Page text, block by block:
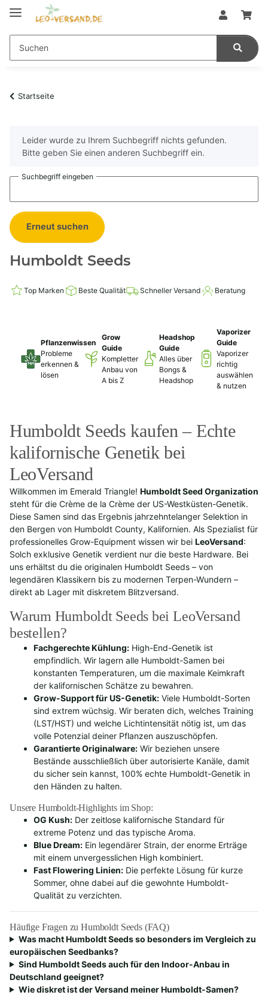
Startseite
xLeider wurde zu Ihrem Suchbegriff nichts gefunden.
Bitte geben Sie einen anderen Suchbegriff ein.
Suchbegriff eingeben
Erneut suchen
Humboldt Seeds
Top Marken Beste Qualität Schneller Versand Beratung
Pflanzenwissen
Probleme
erkennen &
lösen
Grow
Guide
Kompletter
Anbau von
A bis Z
Headshop
Guide
Alles über
Bongs &
Headshop
Vaporizer
Guide
Vaporizer
richtig
auswählen
& nutzen
Humboldt Seeds kaufen – Echte
kalifornische Genetik bei
LeoVersand
Willkommen im Emerald Triangle! Humboldt Seed Organization
steht für die Crème de la Crème der US-Westküsten-Genetik.
Diese Samen sind das Ergebnis jahrzehntelanger Selektion in
den Bergen von Humboldt County, Kalifornien. Als Spezialist für
professionelles Grow-Equipment wissen wir bei LeoVersand:
Solch exklusive Genetik verdient nur die beste Hardware. Bei
uns erhältst du die originalen Humboldt Seeds – von
legendären Klassikern bis zu modernen Terpen-Wundern –
direkt ab Lager mit diskretem Blitzversand.
Warum Humboldt Seeds bei LeoVersand
bestellen?
Fachgerechte Kühlung: High-End-Genetik ist
empfindlich. Wir lagern alle Humboldt-Samen bei
konstanten Temperaturen, um die maximale Keimkraft
der kalifornischen Schätze zu bewahren.
Grow-Support für US-Genetik: Viele Humboldt-Sorten
sind extrem wüchsig. Wir beraten dich, welches Training
(LST/HST) und welche Lichtintensität nötig ist, um das
volle Potenzial deiner Pflanzen auszuschöpfen.
Garantierte Originalware: Wir beziehen unsere
Bestände ausschließlich über autorisierte Kanäle, damit
du sicher sein kannst, 100% echte Humboldt-Genetik in
den Händen zu halten.
Unsere Humboldt-Highlights im Shop:
OG Kush: Der zeitlose kalifornische Standard für
extreme Potenz und das typische Aroma.
Blue Dream: Ein legendärer Strain, der enorme Erträge
mit einem unvergesslichen High kombiniert.
Fast Flowering Linien: Die perfekte Lösung für kurze
Sommer, ohne dabei auf die gewohnte Humboldt-
Qualität zu verzichten.
Häufige Fragen zu Humboldt Seeds (FAQ)
Was macht Humboldt Seeds so besonders im Vergleich zu
europäischen Seedbanks?
Sind Humboldt Seeds auch für den Indoor-Anbau in
Deutschland geeignet?
Wie diskret ist der Versand meiner Humboldt-Samen?